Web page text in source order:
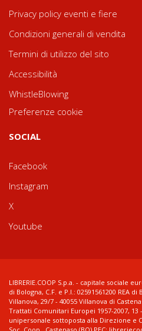
Privacy policy eventi e fiere
Condizioni generali di vendita
Termini di utilizzo del sito
Accessibilità
WhistleBlowing
Preferenze cookie
SOCIAL
Facebook
Instagram
X
Youtube
LIBRERIE.COOP S.p.a. - capitale sociale
di Bologna, C.F. e P.I.: 02591561200 REA di
Villanova, 29/7 - 40055 Villanova di
Trattati Comunitari Europei 1957-2007, 13
unipersonale sottoposta alla Direzione e